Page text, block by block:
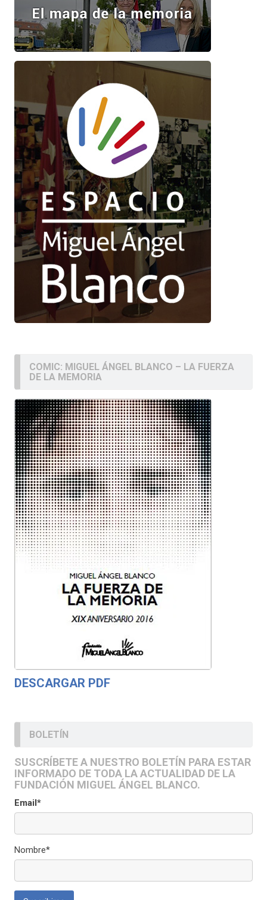
COMIC: MIGUEL ÁNGEL BLANCO – LA FUERZA
DE LA MEMORIA
DESCARGAR PDF
BOLETÍN
SUSCRÍBETE A NUESTRO BOLETÍN PARA ESTAR
INFORMADO DE TODA LA ACTUALIDAD DE LA
FUNDACIÓN MIGUEL ÁNGEL BLANCO.
Email*
Nombre*